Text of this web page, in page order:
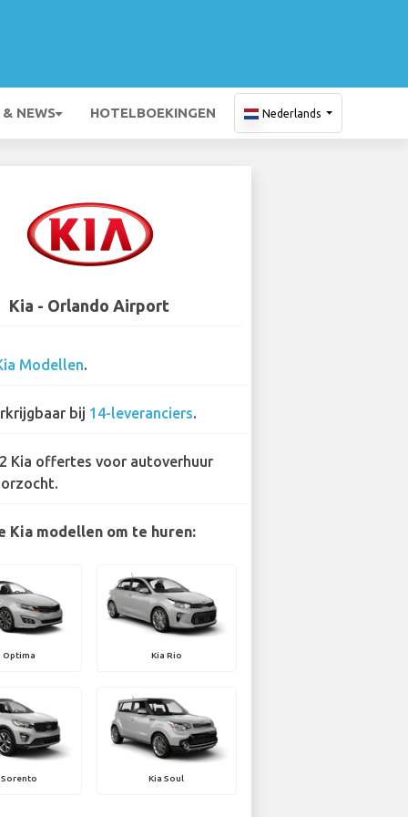
NEWS HOTELBOEKINGEN Nederlands
Kia - Orlando Airport
Modellen.
bij 14-leveranciers.
Kia offertes voor autoverhuur
Kia modellen om te huren:
Optima Kia Rio
Sorento Kia Soul